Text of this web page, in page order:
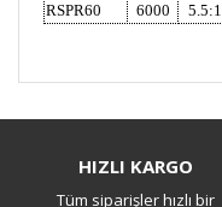
RSPR60
6000 5.5:1
HIZLI KARGO
Tüm siparişler hızlı bir